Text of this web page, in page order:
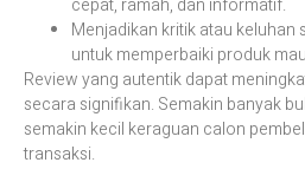
cepat, ramah, dan informatif.
Menjadikan kritik atau keluhan
untuk memperbaiki produk
Review yang autentik dapat
secara signifikan. Semakin banyak
semakin kecil keraguan calon
transaksi.